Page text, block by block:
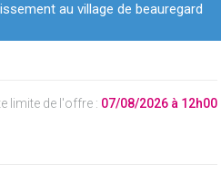
au village de beauregard
limite de l'offre : 07/08/2026 à 12h00